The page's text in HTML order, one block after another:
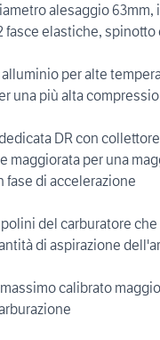
alesaggio 63mm,
fasce elastiche, spinotto
alluminio per alte
una più alta
DR con
maggiorata per una
fase di accelerazione
del carburatore
di aspirazione
calibrato